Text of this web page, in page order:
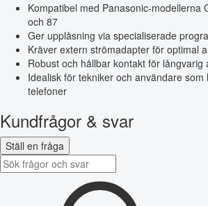
Kompatibel med Panasonic-modellerna
och 87
Ger upplåsning via specialiserade
Kräver extern strömadapter för optimal
Robust och hållbar kontakt för långvarig
Idealisk för tekniker och användare som
telefoner
Kundfrågor & svar
Ställ en fråga